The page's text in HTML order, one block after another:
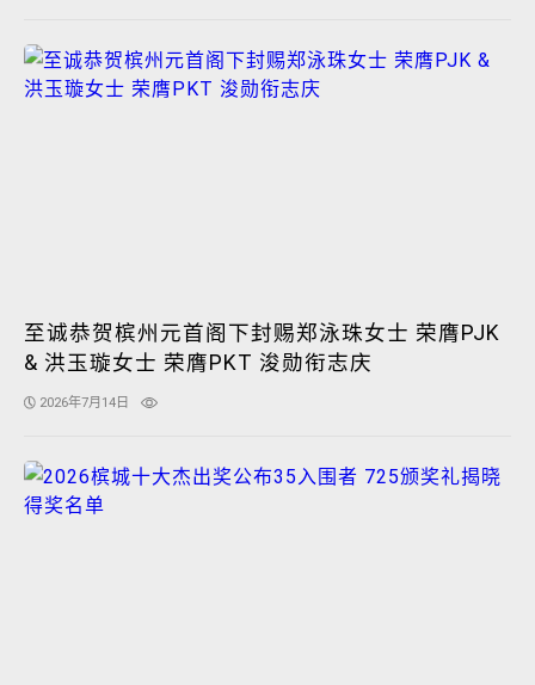
至诚恭贺槟州元首阁下封赐郑泳珠女士 荣膺PJK
& 洪玉璇女士 荣膺PKT 浚勋衔志庆
2026年7月14日